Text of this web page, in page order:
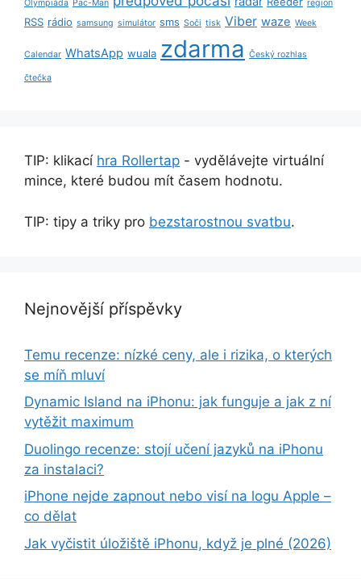
Olympiáda Pac-Man region
RSS rádio samsung simulátor sms Soči tisk Viber waze Week
Calendar WhatsApp wuala zdarma Český rozhlas
čtečka
TIP: klikací hra Rollertap - vydělávejte virtuální
mince, které budou mít časem hodnotu.
TIP: tipy a triky pro bezstarostnou svatbu.
Nejnovější příspěvky
Temu recenze: nízké ceny, ale i rizika, o kterých
se míň mluví
Dynamic Island na iPhonu: jak funguje a jak z ní
vytěžit maximum
Duolingo recenze: stojí učení jazyků na iPhonu
za instalaci?
iPhone nejde zapnout nebo visí na logu Apple –
co dělat
Jak vyčistit úložiště iPhonu, když je plné (2026)